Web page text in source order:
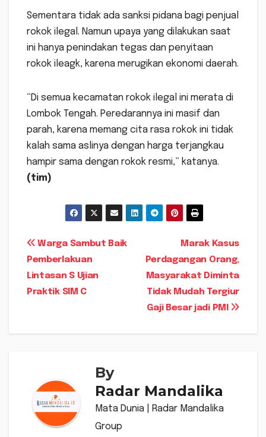
Sementara tidak ada sanksi pidana bagi penjual
rokok ilegal. Namun upaya yang dilakukan saat
ini hanya penindakan tegas dan penyitaan
rokok ileagk, karena merugikan ekonomi daerah.
“Di semua kecamatan rokok ilegal ini merata di
Lombok Tengah. Peredarannya ini masif dan
parah, karena memang cita rasa rokok ini tidak
kalah sama aslinya dengan harga terjangkau
hampir sama dengan rokok resmi,” katanya.
(tim)
Navigasi
pos
Marak Kasus
Perdagangan Orang,
Masyarakat Diminta
Tidak Mudah Tergiur
Gaji Besar jadi PMI
Warga Sambut Baik
Pemberlakuan
Lintasan S Ujian
Praktik SIM C
By
Radar Mandalika
Mata Dunia | Radar Mandalika
Group